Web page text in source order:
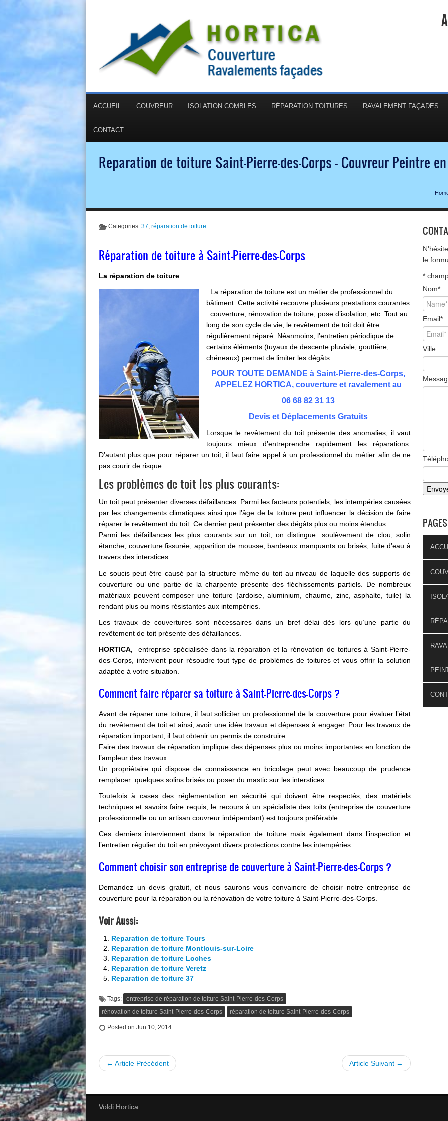
ACCUEIL COUVREUR ISOLATION COMBLES RÉPARATION TOITURES RAVALEMENT FAÇADES
CONTACT
Reparation de toiture Saint-Pierre-des-Corps - Couvreur Peintre
Categories: 37, réparation de toiture
Réparation de toiture à Saint-Pierre-des-Corps
La réparation de toiture
La réparation de toiture est un métier de professionnel du
bâtiment. Cette activité recouvre plusieurs prestations courantes
: couverture, rénovation de toiture, pose d’isolation, etc. Tout au
long de son cycle de vie, le revêtement de toit doit être
régulièrement réparé. Néanmoins, l’entretien périodique de
certains éléments (tuyaux de descente pluviale, gouttière,
chéneaux) permet de limiter les dégâts.
POUR TOUTE DEMANDE à Saint-Pierre-des-Corps,
APPELEZ HORTICA, couverture et ravalement au
06 68 82 31 13
Devis et Déplacements Gratuits
Lorsque le revêtement du toit présente des anomalies, il vaut
toujours mieux d’entreprendre rapidement les réparations.
D’autant plus que pour réparer un toit, il faut faire appel à un professionnel du métier afin de ne
pas courir de risque.
Les problèmes de toit les plus courants:
Un toit peut présenter diverses défaillances. Parmi les facteurs potentiels, les intempéries causées
par les changements climatiques ainsi que l’âge de la toiture peut influencer la décision de faire
réparer le revêtement du toit. Ce dernier peut présenter des dégâts plus ou moins étendus.
Parmi les défaillances les plus courants sur un toit, on distingue: soulèvement de clou, solin
étanche, couverture fissurée, apparition de mousse, bardeaux manquants ou brisés, fuite d’eau à
travers des interstices.
Le soucis peut être causé par la structure même du toit au niveau de laquelle des supports de
couverture ou une partie de la charpente présente des fléchissements partiels. De nombreux
matériaux peuvent composer une toiture (ardoise, aluminium, chaume, zinc, asphalte, tuile) la
rendant plus ou moins résistantes aux intempéries.
Les travaux de couvertures sont nécessaires dans un bref délai dès lors qu’une partie du
revêtement de toit présente des défaillances.
HORTICA, entreprise spécialisée dans la réparation et la rénovation de toitures à Saint-Pierre-
des-Corps, intervient pour résoudre tout type de problèmes de toitures et vous offrir la solution
adaptée à votre situation.
Comment faire réparer sa toiture à Saint-Pierre-des-Corps ?
Avant de réparer une toiture, il faut solliciter un professionnel de la couverture pour évaluer l’état
du revêtement de toit et ainsi, avoir une idée travaux et dépenses à engager. Pour les travaux de
réparation important, il faut obtenir un permis de construire.
Faire des travaux de réparation implique des dépenses plus ou moins importantes en fonction de
l’ampleur des travaux.
Un propriétaire qui dispose de connaissance en bricolage peut avec beaucoup de prudence
remplacer quelques solins brisés ou poser du mastic sur les interstices.
Toutefois à cases des réglementation en sécurité qui doivent être respectés, des matériels
techniques et savoirs faire requis, le recours à un spécialiste des toits (entreprise de couverture
professionnelle ou un artisan couvreur indépendant) est toujours préférable.
Ces derniers interviennent dans la réparation de toiture mais également dans l’inspection et
l’entretien régulier du toit en prévoyant divers protections contre les intempéries.
Comment choisir son entreprise de couverture à Saint-Pierre-des-Corps ?
Demandez un devis gratuit, et nous saurons vous convaincre de choisir notre entreprise de
couverture pour la réparation ou la rénovation de votre toiture à Saint-Pierre-des-Corps.
Voir Aussi:
Reparation de toiture Tours
Reparation de toiture Montlouis-sur-Loire
Reparation de toiture Loches
Reparation de toiture Veretz
Reparation de toiture 37
Tags:
entreprise de réparation de toiture Saint-Pierre-des-Corps
rénovation de toiture Saint-Pierre-des-Corps
réparation de toiture Saint-Pierre-des-Corps
Posted on Jun 10, 2014
← Article Précédent Article Suivant →
le
*
Nom*
Email*
Ville
Voldi Hortica